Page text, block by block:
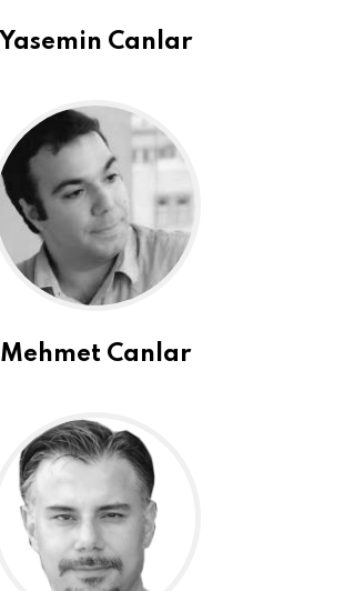
Yasemin Canlar
Mehmet Canlar